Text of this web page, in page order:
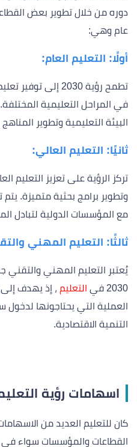
دوره من خلال تطوير بعض
عام وهي:
أولًا: التعليم العام:
تطمح رؤية 2030 إلى
في المراحل التعليمية
البيئة التعليمية وتطوير
ثانيًا: التعليم العالي:
تركز الرؤية على تعزيز التعليم
وتطوير برامج بحثية متميزة.
مع المؤسسات الدولية لتبادل
ثالثًا: التعليم المهني
يُعتبر التعليم المهني والتقني
2030 في
التعليم ، إذ يهدف إلى
العملية التي يحتاجونها
التنمية الاقتصادية.
اسهامات رؤية التعليم
كان للتعليم العديد من
القطاعات والمؤسسات سواء في